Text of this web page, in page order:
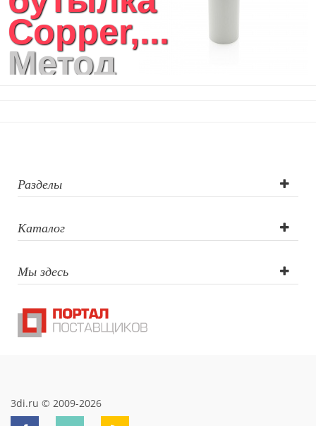
Copper,...
Метод
печать,
тампопечать,
лазерная
гравировка,
круговая
шелкография,
наклейка
Разделы
Каталог
Мы здесь
3di.ru © 2009-2026